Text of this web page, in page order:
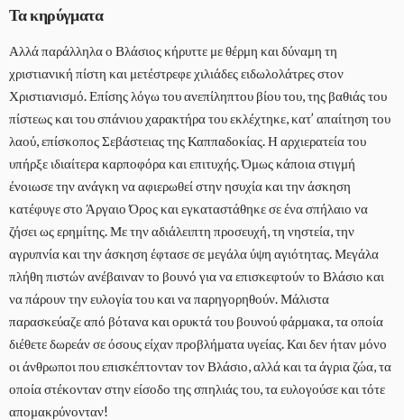
Τα κηρύγματα
Αλλά παράλληλα ο Βλάσιος κήρυττε με θέρμη και δύναμη τη
χριστιανική πίστη και μετέστρεφε χιλιάδες ειδωλολάτρες στον
Χριστιανισμό. Επίσης λόγω του ανεπίληπτου βίου του, της βαθιάς του
πίστεως και του σπάνιου χαρακτήρα του εκλέχτηκε, κατ’ απαίτηση του
λαού, επίσκοπος Σεβάστειας της Καππαδοκίας. Η αρχιερατεία του
υπήρξε ιδιαίτερα καρποφόρα και επιτυχής. Όμως κάποια στιγμή
ένοιωσε την ανάγκη να αφιερωθεί στην ησυχία και την άσκηση
κατέφυγε στο Άργαιο Όρος και εγκαταστάθηκε σε ένα σπήλαιο να
ζήσει ως ερημίτης. Με την αδιάλειπτη προσευχή, τη νηστεία, την
αγρυπνία και την άσκηση έφτασε σε μεγάλα ύψη αγιότητας. Μεγάλα
πλήθη πιστών ανέβαιναν το βουνό για να επισκεφτούν το Βλάσιο και
να πάρουν την ευλογία του και να παρηγορηθούν. Μάλιστα
παρασκεύαζε από βότανα και ορυκτά του βουνού φάρμακα, τα οποία
διέθετε δωρεάν σε όσους είχαν προβλήματα υγείας. Και δεν ήταν μόνο
οι άνθρωποι που επισκέπτονταν τον Βλάσιο, αλλά και τα άγρια ζώα, τα
οποία στέκονταν στην είσοδο της σπηλιάς του, τα ευλογούσε και τότε
απομακρύνονταν!